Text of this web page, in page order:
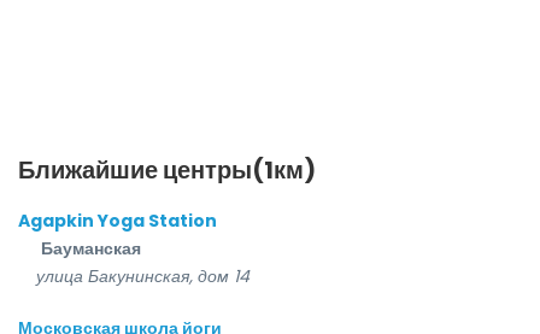
Ближайшие центры(1км)
Agapkin Yoga Station
Бауманская
улица Бакунинская, дом 14
Московская школа йоги